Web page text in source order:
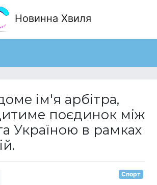
Новинна Хвиля
ім'я арбітра,
поєдинок між
Україною в рамках
Спорт